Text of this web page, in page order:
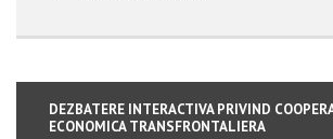
DEZBATERE INTERACTIVA PRIVIND
ECONOMICA TRANSFRONTALIERA